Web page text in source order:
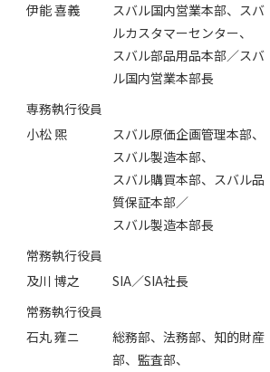
伊能 喜義
スバル国内営業本部、スバ
ルカスタマーセンター、
スバル部品用品本部／スバ
ル国内営業本部長
専務執行役員
小松 煕
スバル原価企画管理本部、
スバル製造本部、
スバル購買本部、スバル品
質保証本部／
スバル製造本部長
常務執行役員
及川 博之
SIA／SIA社長
常務執行役員
石丸 雍ニ
総務部、法務部、知的財産
部、監査部、